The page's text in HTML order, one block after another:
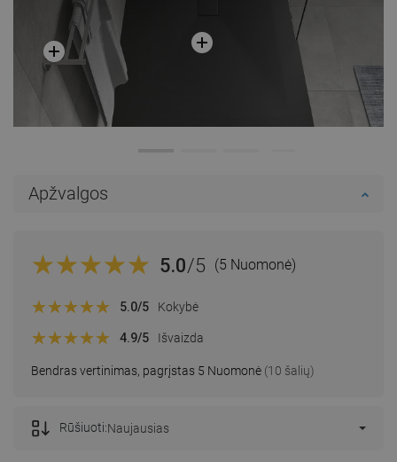
Apžvalgos
5.0/5 (5 Nuomonė)
Bendras vertinimas, pagrįstas 5 Nuomonė (10 šalių)
5.0/5 Kokybė
4.9/5 Išvaizda
Rūšiuoti:Naujausias